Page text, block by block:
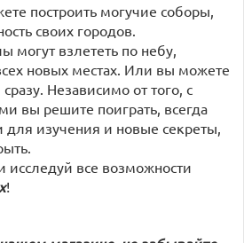
построить могучие соборы,
своих городов.
могут взлететь по небу,
новых местах. Или вы можете
Независимо от того, с
вы решите поиграть, всегда
для изучения и новые секреты,
все возможности
!